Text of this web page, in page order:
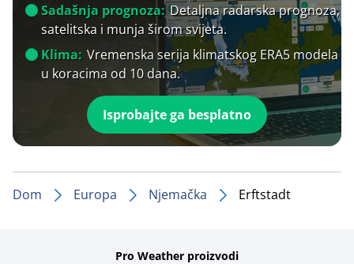
Sadašnja prognoza: Detaljna radarska prognoza,
satelitska i munja širom svijeta.
Klima: Vremenska serija klimatskog ERA5 modela
u koracima od 10 dana.
Isprobajte ga besplatno
Dom Europa Njemačka Erftstadt
Pro Weather proizvodi